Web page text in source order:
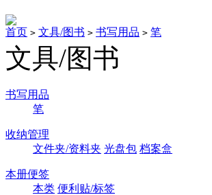
首页 > 文具/图书 > 书写用品 > 笔
文具/图书
书写用品
笔
收纳管理
文件夹/资料夹 光盘包 档案盒
本册便签
本类 便利贴/标签